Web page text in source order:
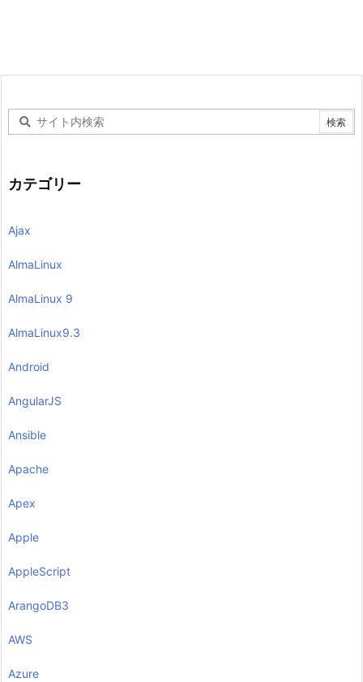
カテゴリー
Ajax
AlmaLinux
AlmaLinux 9
AlmaLinux9.3
Android
AngularJS
Ansible
Apache
Apex
Apple
AppleScript
ArangoDB3
AWS
Azure